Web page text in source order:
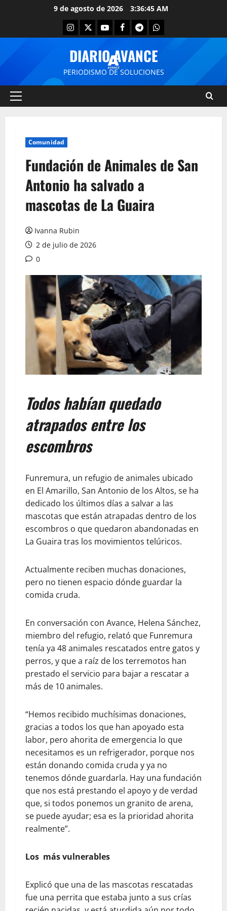
9 de agosto de 2026 3:36:45 AM
DIARIO AVANCE
PERIODISMO DE SOLUCIONES
Comunidad
Fundación de Animales de San
Antonio ha salvado a
mascotas de La Guaira
Ivanna Rubin
2 de julio de 2026
0
Todos habían quedado
atrapados entre los
escombros
Funremura, un refugio de animales ubicado
en El Amarillo, San Antonio de los Altos, se ha
dedicado los últimos días a salvar a las
mascotas que están atrapadas dentro de los
escombros o que quedaron abandonadas en
La Guaira tras los movimientos telúricos.
Actualmente reciben muchas donaciones,
pero no tienen espacio dónde guardar la
comida cruda.
En conversación con Avance, Helena Sánchez,
miembro del refugio, relató que Funremura
tenía ya 48 animales rescatados entre gatos y
perros, y que a raíz de los terremotos han
prestado el servicio para bajar a rescatar a
más de 10 animales.
“Hemos recibido muchísimas donaciones,
gracias a todos los que han apoyado esta
labor, pero ahorita de emergencia lo que
necesitamos es un refrigerador, porque nos
están donando comida cruda y ya no
tenemos dónde guardarla. Hay una fundación
que nos está prestando el apoyo y de verdad
que, si todos ponemos un granito de arena,
se puede ayudar; esa es la prioridad ahorita
realmente”.
Los más vulnerables
Explicó que una de las mascotas rescatadas
fue una perrita que estaba junto a sus crías